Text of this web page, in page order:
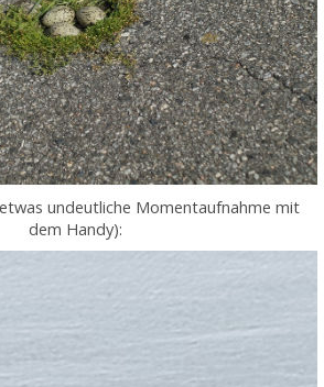
undeutliche Momentaufnahme mit
dem Handy):